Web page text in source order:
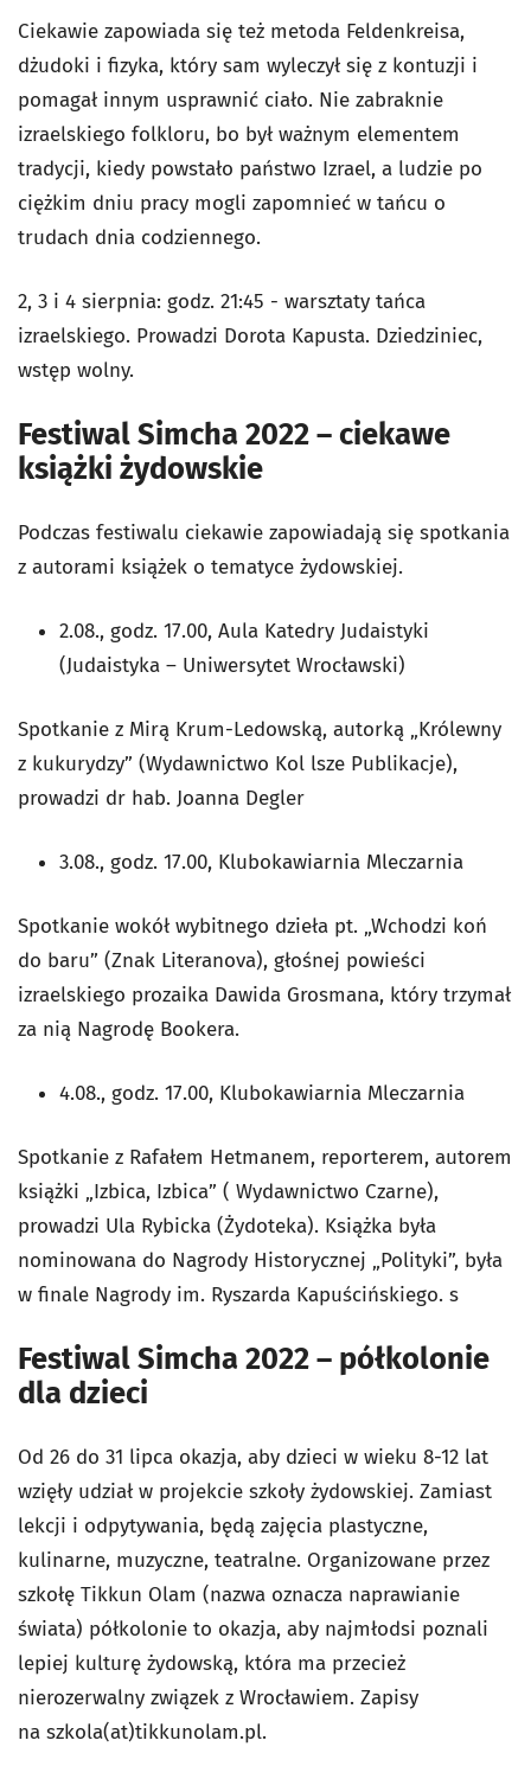
Ciekawie zapowiada się też metoda Feldenkreisa,
dżudoki i fizyka, który sam wyleczył się z kontuzji i
pomagał innym usprawnić ciało. Nie zabraknie
izraelskiego folkloru, bo był ważnym elementem
tradycji, kiedy powstało państwo Izrael, a ludzie po
ciężkim dniu pracy mogli zapomnieć w tańcu o
trudach dnia codziennego.
2, 3 i 4 sierpnia: godz. 21:45 - warsztaty tańca
izraelskiego. Prowadzi Dorota Kapusta. Dziedziniec,
wstęp wolny.
Festiwal Simcha 2022 – ciekawe
książki żydowskie
Podczas festiwalu ciekawie zapowiadają się spotkania
z autorami książek o tematyce żydowskiej.
2.08., godz. 17.00, Aula Katedry Judaistyki
(Judaistyka – Uniwersytet Wrocławski)
Spotkanie z Mirą Krum-Ledowską, autorką „Królewny
z kukurydzy” (Wydawnictwo Kol lsze Publikacje),
prowadzi dr hab. Joanna Degler
3.08., godz. 17.00, Klubokawiarnia Mleczarnia
Spotkanie wokół wybitnego dzieła pt. „Wchodzi koń
do baru” (Znak Literanova), głośnej powieści
izraelskiego prozaika Dawida Grosmana, który trzymał
za nią Nagrodę Bookera.
4.08., godz. 17.00, Klubokawiarnia Mleczarnia
Spotkanie z Rafałem Hetmanem, reporterem, autorem
książki „Izbica, Izbica” ( Wydawnictwo Czarne),
prowadzi Ula Rybicka (Żydoteka). Książka była
nominowana do Nagrody Historycznej „Polityki”, była
w finale Nagrody im. Ryszarda Kapuścińskiego. s
Festiwal Simcha 2022 – półkolonie
dla dzieci
Od 26 do 31 lipca okazja, aby dzieci w wieku 8-12 lat
wzięły udział w projekcie szkoły żydowskiej. Zamiast
lekcji i odpytywania, będą zajęcia plastyczne,
kulinarne, muzyczne, teatralne. Organizowane przez
szkołę Tikkun Olam (nazwa oznacza naprawianie
świata) półkolonie to okazja, aby najmłodsi poznali
lepiej kulturę żydowską, która ma przecież
nierozerwalny związek z Wrocławiem. Zapisy
na szkola(at)tikkunolam.pl.